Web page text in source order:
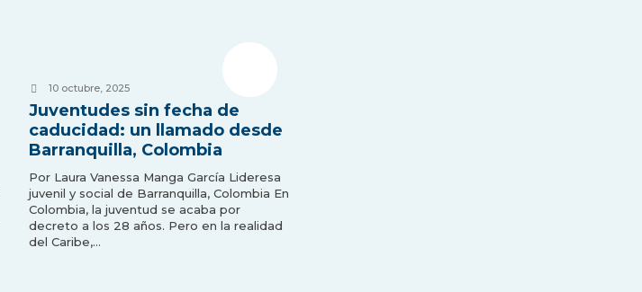
10 octubre, 2025
Juventudes sin fecha de
caducidad: un llamado desde
Barranquilla, Colombia
Por Laura Vanessa Manga García Lideresa
juvenil y social de Barranquilla, Colombia En
Colombia, la juventud se acaba por
decreto a los 28 años. Pero en la realidad
del Caribe,…